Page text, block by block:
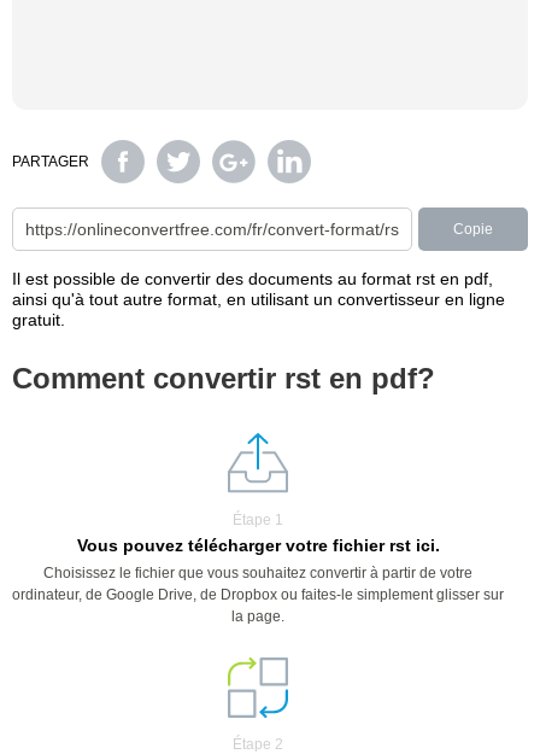
PARTAGER
Copie
Il est possible de convertir des documents au format rst en pdf,
ainsi qu'à tout autre format, en utilisant un convertisseur en ligne
gratuit.
Comment convertir rst en pdf?
Étape 1
Vous pouvez télécharger votre fichier rst ici.
Choisissez le fichier que vous souhaitez convertir à partir de votre
ordinateur, de Google Drive, de Dropbox ou faites-le simplement glisser sur
la page.
Étape 2